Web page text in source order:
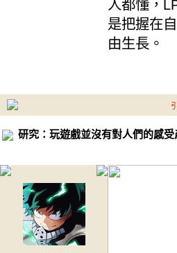
人都懂，
是把握在
由生長。
研究：玩遊戲並沒有對人們的感受